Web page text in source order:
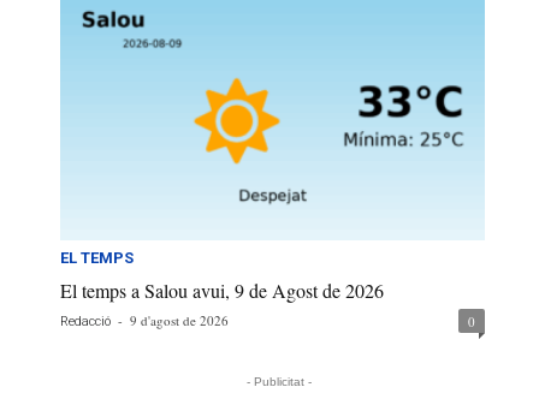
EL TEMPS
El temps a Salou avui, 9 de Agost de 2026
Redacció - 9 d'agost de 2026 0
- Publicitat -